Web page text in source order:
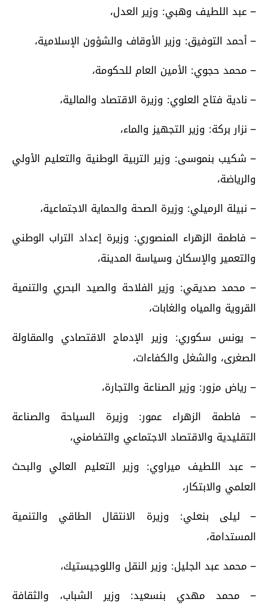
– عبد اللطيف وهبي: وزير العدل،
– أحمد التوفيق: وزير الأوقاف والشؤون الإسلامية،
– محمد حجوي: الأمين العام للحكومة،
– نادية فتاح العلوي: وزيرة الاقتصاد والمالية،
– نزار بركة: وزير التجهيز والماء،
– شكيب بنموسى: وزير التربية الوطنية والتعليم الأولي
والرياضة،
– نبيلة الرميلي: وزيرة الصحة والحماية الاجتماعية،
– فاطمة الزهراء المنصوري: وزيرة إعداد التراب الوطني
والتعمير والإسكان وسياسة المدينة،
– محمد صديقي: وزير الفلاحة والصيد البحري والتنمية
القروية والمياه والغابات،
– يونس سكوري: وزير الإدماج الاقتصادي والمقاولة
الصغرى، والشغل والكفاءات،
– رياض مزور: وزير الصناعة والتجارة،
– فاطمة الزهراء عمور: وزيرة السياحة والصناعة
التقليدية والاقتصاد الاجتماعي والتضامني،
– عبد اللطيف ميراوي: وزير التعليم العالي والبحث
العلمي والابتكار،
– ليلى بنعلي: وزيرة الانتقال الطاقي والتنمية
المستدامة،
– محمد عبد الجليل: وزير النقل واللوجيستيك،
– محمد مهدي بنسعيد: وزير الشباب، والثقافة